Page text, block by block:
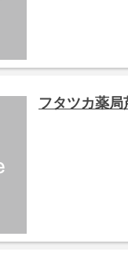
フタツカ薬局